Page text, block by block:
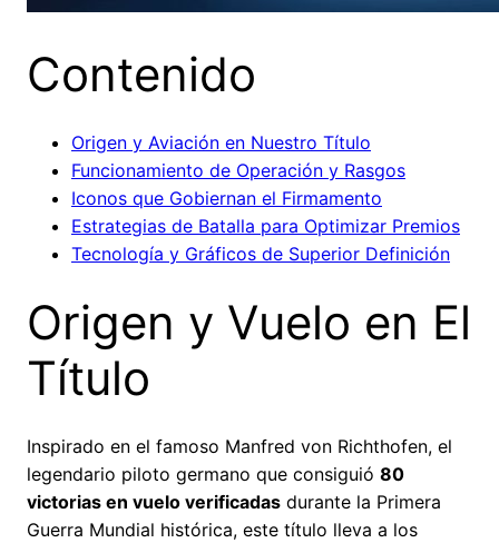
Contenido
Origen y Aviación en Nuestro Título
Funcionamiento de Operación y Rasgos
Iconos que Gobiernan el Firmamento
Estrategias de Batalla para Optimizar Premios
Tecnología y Gráficos de Superior Definición
Origen y Vuelo en El
Título
Inspirado en el famoso Manfred von Richthofen, el
legendario piloto germano que consiguió 80
victorias en vuelo verificadas durante la Primera
Guerra Mundial histórica, este título lleva a los